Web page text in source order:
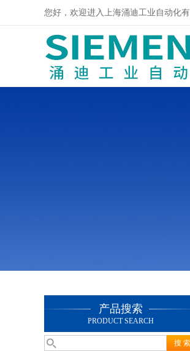
您好，欢迎进入上海涌迪工业自动化有
产品搜索
PRODUCT SEARCH